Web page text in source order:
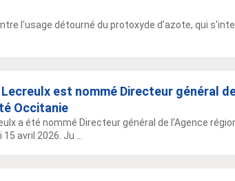
l'usage détourné du protoxyde d'azote, qui
est nommé Directeur général
Occitanie
a été nommé Directeur général de l'Agence
avril 2026. Ju ...